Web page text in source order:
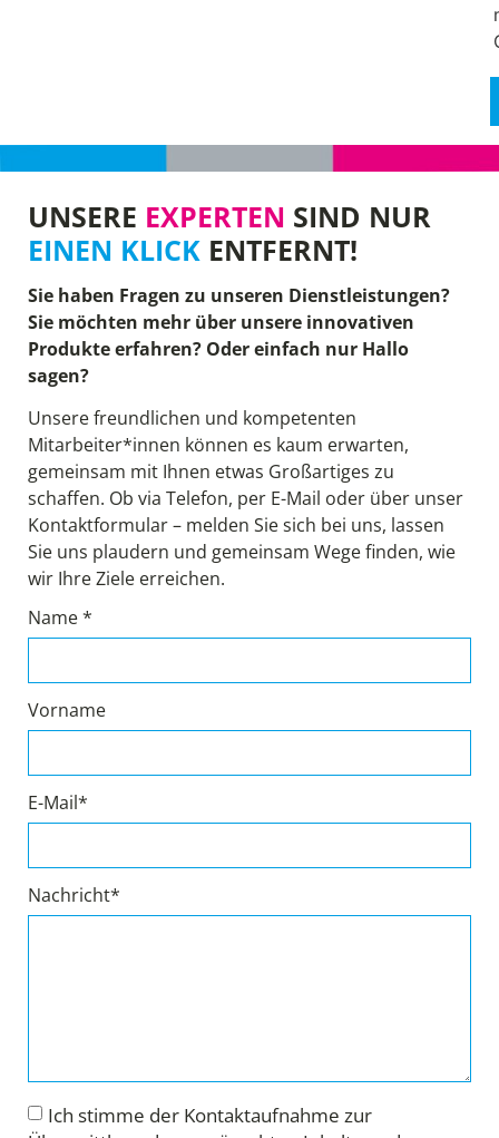
UNSERE EXPERTEN SIND NUR
EINEN KLICK ENTFERNT!
Sie haben Fragen zu unseren Dienstleistungen?
Sie möchten mehr über unsere innovativen
Produkte erfahren? Oder einfach nur Hallo
sagen?
Unsere freundlichen und kompetenten
Mitarbeiter*innen können es kaum erwarten,
gemeinsam mit Ihnen etwas Großartiges zu
schaffen. Ob via Telefon, per E-Mail oder über unser
Kontaktformular – melden Sie sich bei uns, lassen
Sie uns plaudern und gemeinsam Wege finden, wie
wir Ihre Ziele erreichen.
Name *
Vorname
E-Mail*
Nachricht*
Ich stimme der Kontaktaufnahme zur